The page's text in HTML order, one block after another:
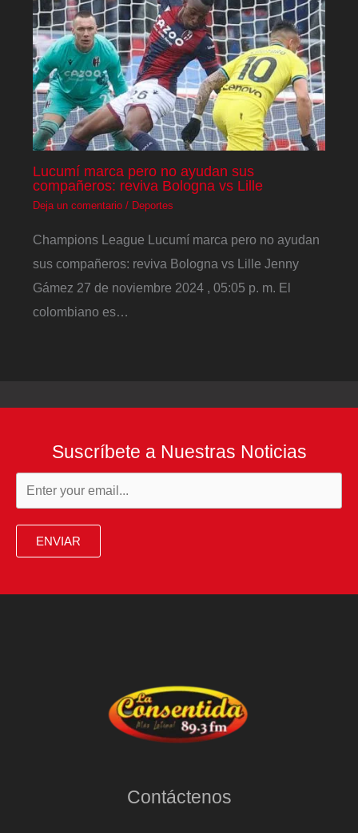
Lucumí marca pero no ayudan sus
compañeros: reviva Bologna vs Lille
Deja un comentario / Deportes
Champions League Lucumí marca pero no ayudan
sus compañeros: reviva Bologna vs Lille Jenny
Gámez 27 de noviembre 2024 , 05:05 p. m. El
colombiano es…
Suscríbete a Nuestras Noticias
ENVIAR
Contáctenos